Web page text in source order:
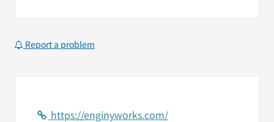
Report a problem
https://enginyworks.com/